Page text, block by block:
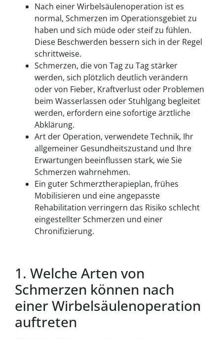
Nach einer Wirbelsäulenoperation ist es
normal, Schmerzen im Operationsgebiet zu
haben und sich müde oder steif zu fühlen.
Diese Beschwerden bessern sich in der Regel
schrittweise.
Schmerzen, die von Tag zu Tag stärker
werden, sich plötzlich deutlich verändern
oder von Fieber, Kraftverlust oder Problemen
beim Wasserlassen oder Stuhlgang begleitet
werden, erfordern eine sofortige ärztliche
Abklärung.
Art der Operation, verwendete Technik, Ihr
allgemeiner Gesundheitszustand und Ihre
Erwartungen beeinflussen stark, wie Sie
Schmerzen wahrnehmen.
Ein guter Schmerztherapieplan, frühes
Mobilisieren und eine angepasste
Rehabilitation verringern das Risiko schlecht
eingestellter Schmerzen und einer
Chronifizierung.
1. Welche Arten von
Schmerzen können nach
einer Wirbelsäulenoperation
auftreten